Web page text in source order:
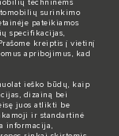
techninėms
surinkimo
pateikiamos
specifikacijas,
kreiptis į vietinį
apribojimus, kad
ieško būdų, kaip
dizainą bei
juos atlikti be
ir standartinė
informacija,